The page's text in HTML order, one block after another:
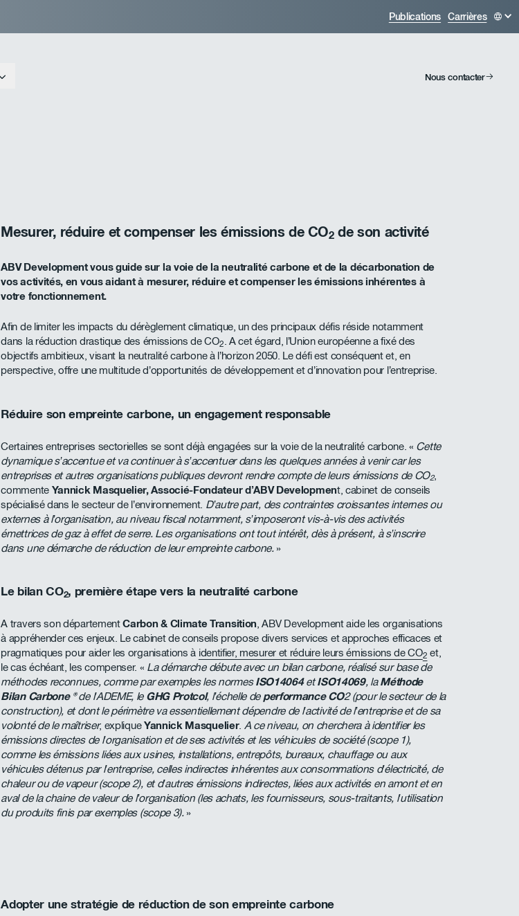
Publications Carrières
Nous contacter
Mesurer, réduire et compenser les émissions de CO2de son activité
ABV Development vous guide sur la voie de la neutralité carbone et de la décarbonation de
vos activités, en vous aidant à mesurer, réduire et compenser les émissions inhérentes à
votre fonctionnement.
Afin de limiter les impacts du dérèglement climatique, un des principaux défis réside notamment
dans la réduction drastique des émissions de CO2. A cet égard, l’Union européenne a fixé des
objectifs ambitieux, visant la neutralité carbone à l’horizon 2050. Le défi est conséquent et, en
perspective, offre une multitude d’opportunités de développement et d’innovation pour l’entreprise.
Réduire son empreinte carbone, un engagement responsable
Certaines entreprises sectorielles se sont déjà engagées sur la voie de la neutralité carbone. « Cette
dynamique s’accentue et va continuer à s’accentuer dans les quelques années à venir car les
entreprises et autres organisations publiques devront rendre compte de leurs émissions de CO2,
commente Yannick Masquelier, Associé-Fondateur d’ABV Development, cabinet de conseils
spécialisé dans le secteur de l’environnement. D’autre part, des contraintes croissantes internes ou
externes à l’organisation, au niveau fiscal notamment, s’imposeront vis-à-vis des activités
émettrices de gaz à effet de serre. Les organisations ont tout intérêt, dès à présent, à s’inscrire
dans une démarche de réduction de leur empreinte carbone.»
Le bilan CO2, première étape vers la neutralité carbone
A travers son départementCarbon & Climate Transition , ABV Development aide les organisations
à appréhender ces enjeux. Le cabinet de conseils propose divers services et approches efficaces et
pragmatiques pour aider les organisations à identifier, mesurer et réduire leurs émissions de CO2 et,
le cas échéant, les compenser. « La démarche débute avec un bilan carbone, réalisé sur base de
méthodes reconnues, comme par exemples les normesISO14064etISO14069, laMéthode
Bilan Carbone ®de l’ADEME, le GHG Protcol, l’échelle de performance CO2 (pour le secteur de la
construction), et dont le périmètre va essentiellement dépendre de l’activité de l’entreprise et de sa
volonté de le maîtriser, expliqueYannick Masquelier. A ce niveau, on cherchera à identifier les
émissions directes de l’organisation et de ses activités et les véhicules de société (scope 1),
comme les émissions liées aux usines, installations, entrepôts, bureaux, chauffage ou aux
véhicules détenus par l’entreprise, celles indirectes inhérentes aux consommations d’électricité, de
chaleur ou de vapeur (scope 2), et d’autres émissions indirectes, liées aux activités en amont et en
aval de la chaine de valeur de l’organisation (les achats, les fournisseurs, sous-traitants, l’utilisation
du produits finis par exemples (scope 3).»
Adopter une stratégie de réduction de son empreinte carbone